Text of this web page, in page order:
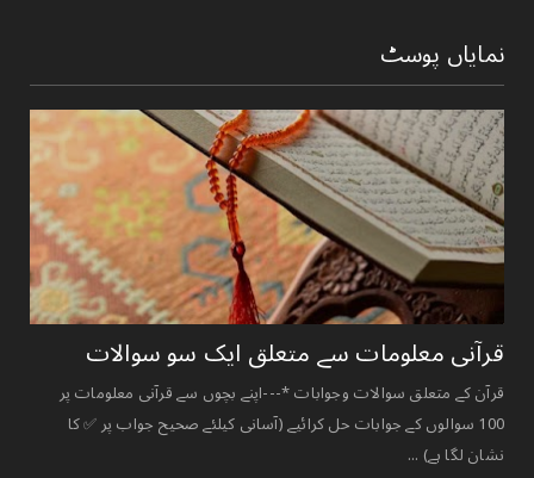
نمایاں پوسٹ
قرآنی ‏معلومات ‏سے ‏متعلق ‏ایک ‏سو ‏سوالات ‏
قرآن کے متعلق سوالات وجوابات *---اپنے بچوں سے قرآنی معلومات پر
100 سوالوں کے جوابات حل کرائیے (آسانی کیلئے صحیح جواب پر ✅ کا
نشان لگا ہے) ...